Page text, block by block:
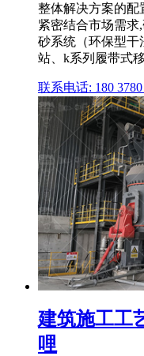
整体解决方案的配
紧密结合市场需求
砂系统（环保型干
站、k系列履带式
联系电话: 180 3780
建筑施工工
哩